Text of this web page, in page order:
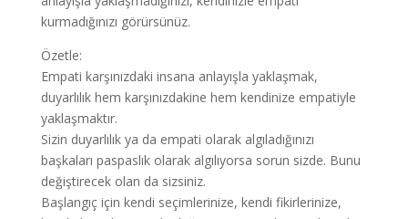
kurmadığınızı görürsünüz.
Özetle:
Empati karşınızdaki insana anlayışla yaklaşmak,
duyarlılık hem karşınızdakine hem kendinize empatiyle
yaklaşmaktır.
Sizin duyarlılık ya da empati olarak algıladığınızı
başkaları paspaslık olarak algılıyorsa sorun sizde. Bunu
değiştirecek olan da sizsiniz.
Başlangıç için kendi seçimlerinize, kendi fikirlerinize,